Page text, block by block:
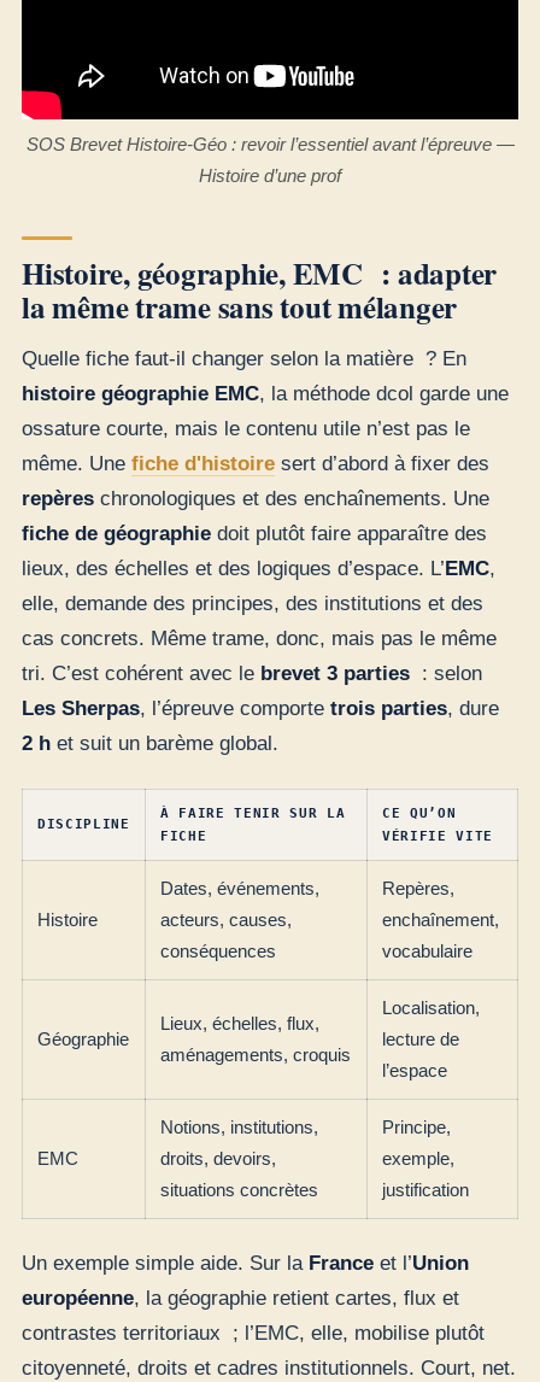
SOS Brevet Histoire-Géo : revoir l’essentiel avant l’épreuve —
Histoire d’une prof
Histoire, géographie, EMC : adapter
la même trame sans tout mélanger
Quelle fiche faut-il changer selon la matière ? En
histoire géographie EMC, la méthode dcol garde une
ossature courte, mais le contenu utile n’est pas le
même. Une fiche d'histoire sert d’abord à fixer des
repères chronologiques et des enchaînements. Une
fiche de géographie doit plutôt faire apparaître des
lieux, des échelles et des logiques d’espace. L’EMC,
elle, demande des principes, des institutions et des
cas concrets. Même trame, donc, mais pas le même
tri. C’est cohérent avec le brevet 3 parties : selon
Les Sherpas, l’épreuve comporte trois parties, dure
2 h et suit un barème global.
DISCIPLINE
À FAIRE TENIR SUR LA
FICHE
CE QU’ON
VÉRIFIE VITE
Histoire
Dates, événements,
acteurs, causes,
conséquences
Repères,
enchaînement,
vocabulaire
Géographie
Lieux, échelles, flux,
aménagements, croquis
Localisation,
lecture de
l’espace
EMC
Notions, institutions,
droits, devoirs,
situations concrètes
Principe,
exemple,
justification
Un exemple simple aide. Sur la France et l’Union
européenne, la géographie retient cartes, flux et
contrastes territoriaux ; l’EMC, elle, mobilise plutôt
citoyenneté, droits et cadres institutionnels. Court, net.